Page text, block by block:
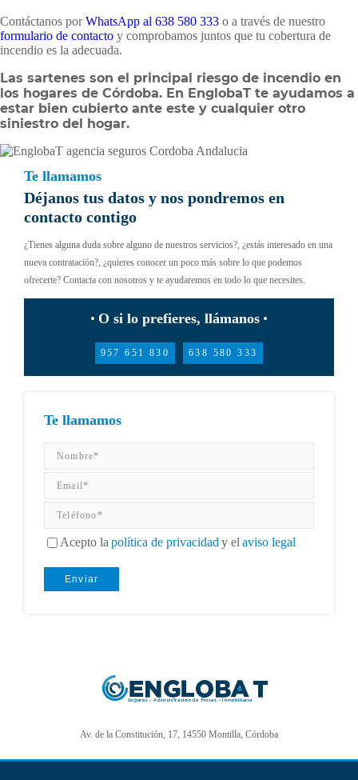
Contáctanos porWhatsApp al 638 580 333 o a través de nuestro
formulario de contacto y comprobamos juntos que tu cobertura de
incendio es la adecuada.
Las sartenes son el principal riesgo de incendio en
los hogares de Córdoba. En EnglobaT te ayudamos a
estar bien cubierto ante este y cualquier otro
siniestro del hogar.
Te llamamos
Déjanos tus datos y nos pondremos en
contacto contigo
¿Tienes alguna duda sobre alguno de nuestros servicios?, ¿estás interesado en una
nueva contratación?, ¿quieres conocer un poco más sobre lo que podemos
ofrecerte? Contacta con nosotros y te ayudaremos en todo lo que necesites.
O si lo prefieres, llámanos
957 651 830 638 580 333
Te llamamos
Acepto la política de privacidad y el aviso legal
Av. de la Constitución, 17, 14550 Montilla, Córdoba